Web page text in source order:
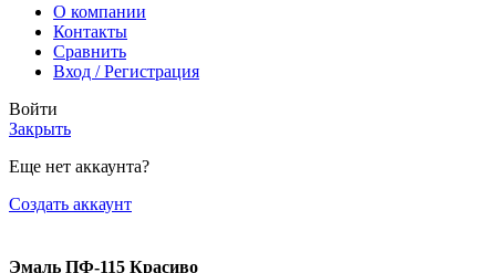
О компании
Контакты
Сравнить
Вход / Регистрация
Войти
Закрыть
Еще нет аккаунта?
Создать аккаунт
Эмаль ПФ-115 Красиво